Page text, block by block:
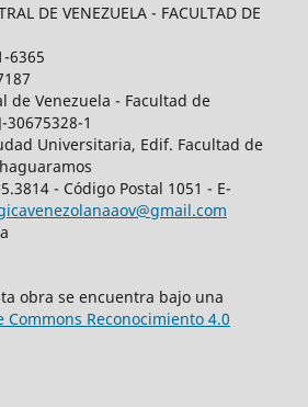
DE VENEZUELA - FACULTAD DE
6365
de Venezuela - Facultad de
30675328-1
Universitaria, Edif. Facultad de
- Código Postal 1051 - E-
obra se encuentra bajo una
Commons Reconocimiento 4.0